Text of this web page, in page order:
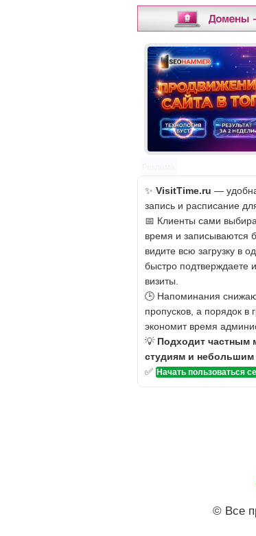
✨ VisitTime.ru —
запись и расписание
📅 Клиенты сами
время и записываются
видите всю загрузку в
быстро подтверждаете
визиты.
🕒 Напоминания
пропусков, а порядок в
экономит время
💡 Подходит частным
студиям и небольшим
✅ Начать пользоваться
© Все